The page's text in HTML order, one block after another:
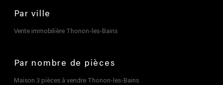
Par ville
Vente immobilière Thonon-les-Bains
Par nombre de pièces
Maison 3 pièces à vendre Thonon-les-Bains